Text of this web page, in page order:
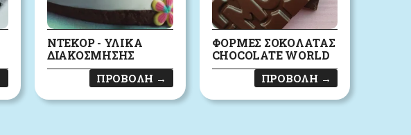
ΝΤΕΚΌΡ - ΥΛΙΚΆ
ΔΙΑΚΌΣΜΗΣΗΣ
ΠΡΟΒΟΛΉ →
ΦΌΡΜΕΣ ΣΟΚΟΛΆΤΑΣ
CHOCOLATE WORLD
ΠΡΟΒΟΛΉ →